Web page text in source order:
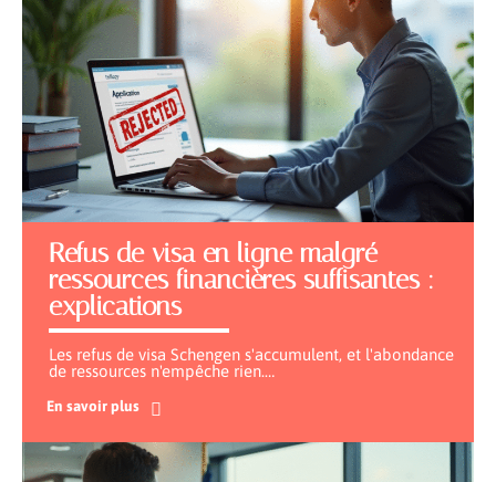
Refus de visa en ligne malgré
ressources financières suffisantes :
explications
Les refus de visa Schengen s'accumulent, et l'abondance
de ressources n'empêche rien.…
En savoir plus